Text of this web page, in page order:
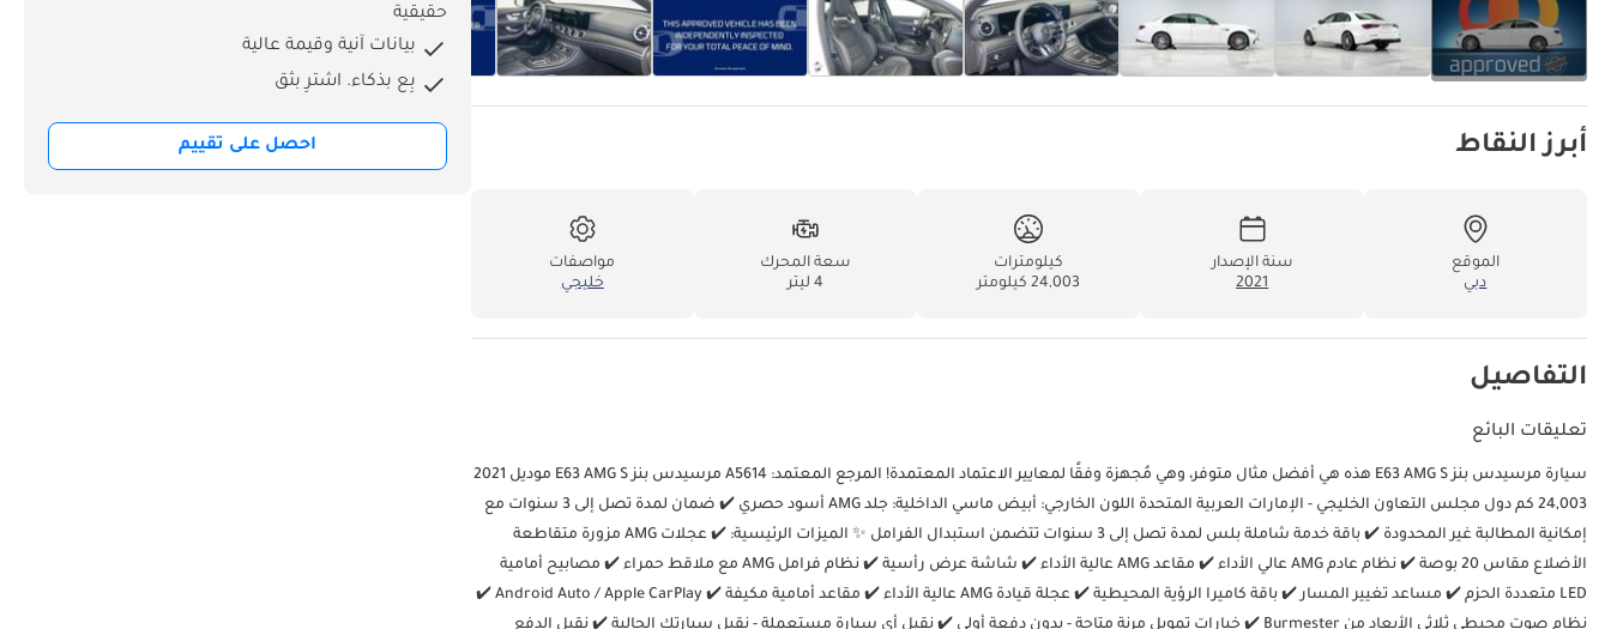
أبرز النقاط
الموقع
دبي
سنة الإصدار
2021
كيلومترات
24,003 كيلومتر
سعة المحرك
4 ليتر
مواصفات
خليجي
التفاصيل
تعليقات البائع
سيارة مرسيدس بنز E63 AMG S هذه هي أفضل مثال متوفر، وهي مُجهزة وفقًا لمعايير الاعتماد المعتمدة! المرجع المعتمد: A5614 مرسيدس بنز E63 AMG S موديل 2021
24,003 كم دول مجلس التعاون الخليجي - الإمارات العربية المتحدة اللون الخارجي: أبيض ماسي الداخلية: جلد AMG أسود حصري ✔️ ضمان لمدة تصل إلى 3 سنوات مع
إمكانية المطالبة غير المحدودة ✔️ باقة خدمة شاملة بلس لمدة تصل إلى 3 سنوات تتضمن استبدال الفرامل ✨ الميزات الرئيسية: ✔️ عجلات AMG مزورة متقاطعة
الأضلاع مقاس 20 بوصة ✔️ نظام عادم AMG عالي الأداء ✔️ مقاعد AMG عالية الأداء ✔️ شاشة عرض رأسية ✔️ نظام فرامل AMG مع ملاقط حمراء ✔️ مصابيح أمامية
LED متعددة الحزم ✔️ مساعد تغيير المسار ✔️ باقة كاميرا الرؤية المحيطية ✔️ عجلة قيادة AMG عالية الأداء ✔️ مقاعد أمامية مكيفة ✔️ Android Auto / Apple CarPlay ✔️
نظام صوت محيطي ثلاثي الأبعاد من Burmester ✔️ خيارات تمويل مرنة متاحة - بدون دفعة أولى ✔️ نقبل أي سيارة مستعملة - نقبل سيارتك الحالية ✔️ نقبل الدفع
حقيقية
بيانات آنية وقيمة عالية
بِع بذكاء. اشترِ بثق
احصل على تقييم